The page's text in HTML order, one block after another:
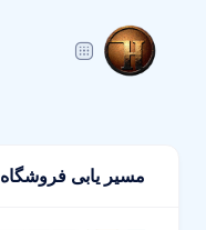
مسیر یابی فروشگاه